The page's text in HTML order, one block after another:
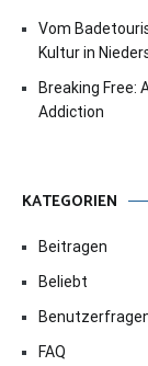
Vom
Kultur in
Breaking Free:
Addiction
KATEGORIEN
Beitragen
Beliebt
FAQ